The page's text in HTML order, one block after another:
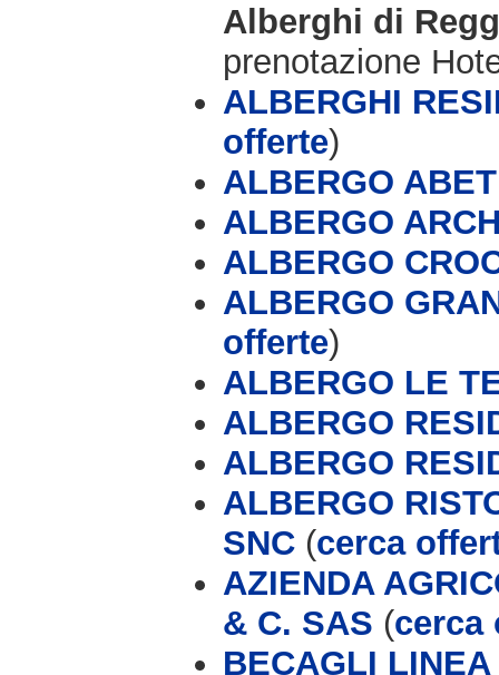
Alberghi di
prenotazione
ALBERGHI
offerte)
ALBERGO
ALBERGO
ALBERGO
ALBERGO
offerte)
ALBERGO LE
ALBERGO
ALBERGO
ALBERGO
SNC (cerca
AZIENDA
& C. SAS (cerca
BECAGLI LINEA